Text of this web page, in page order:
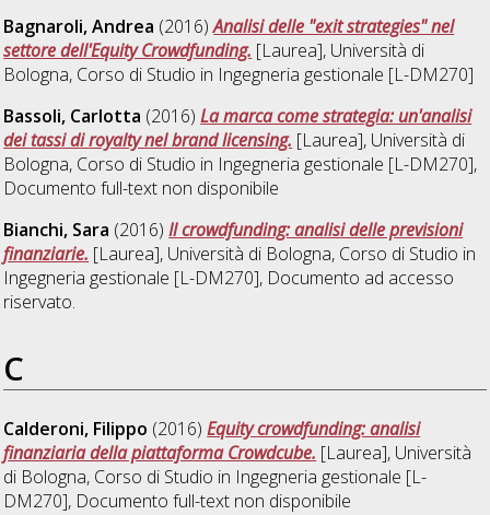
Bagnaroli, Andrea (2016)Analisi delle "exit strategies" nel
settore dell'Equity Crowdfunding. [Laurea], Università di
Bologna, Corso di Studio in Ingegneria gestionale [L-DM270]
Bassoli, Carlotta (2016)La marca come strategia: un'analisi
dei tassi di royalty nel brand licensing. [Laurea], Università di
Bologna, Corso di Studio in Ingegneria gestionale [L-DM270],
Documento full-text non disponibile
Bianchi, Sara (2016)Il crowdfunding: analisi delle previsioni
finanziarie. [Laurea], Università di Bologna, Corso di Studio in
Ingegneria gestionale [L-DM270], Documento ad accesso
riservato.
C
Calderoni, Filippo (2016)Equity crowdfunding: analisi
finanziaria della piattaforma Crowdcube. [Laurea], Università
di Bologna, Corso di Studio in Ingegneria gestionale [L-
DM270], Documento full-text non disponibile